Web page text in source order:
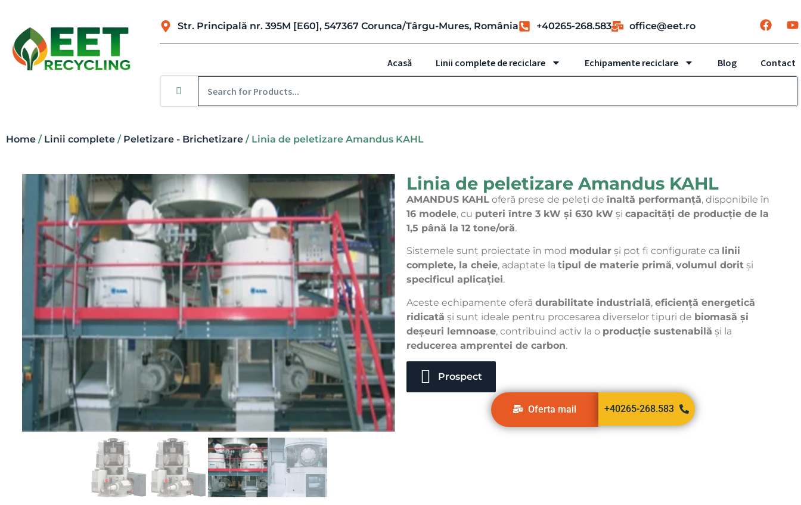
Str. Principală nr. 395M [E60], 547367 Corunca/Târgu-Mures, România +40265-268.583 office@eet.ro
Acasă Linii complete de reciclare Echipamente reciclare Blog Contact
Home / Linii complete / Peletizare - Brichetizare / Linia de peletizare Amandus KAHL
Linia de peletizare Amandus KAHL
AMANDUS KAHL oferă prese de peleți de înaltă performanță, disponibile în
16 modele, cu puteri între 3 kW și 630 kW și capacități de producție de la
1,5 până la 12 tone/oră.
Sistemele sunt proiectate în mod modular și pot fi configurate ca linii
complete, la cheie, adaptate la tipul de materie primă, volumul dorit și
specificul aplicației.
Aceste echipamente oferă durabilitate industrială, eficiență energetică
ridicată și sunt ideale pentru procesarea diverselor tipuri de biomasă și
deșeuri lemnoase, contribuind activ la o producție sustenabilă și la
reducerea amprentei de carbon.
Prospect
Oferta mail +40265-268.583